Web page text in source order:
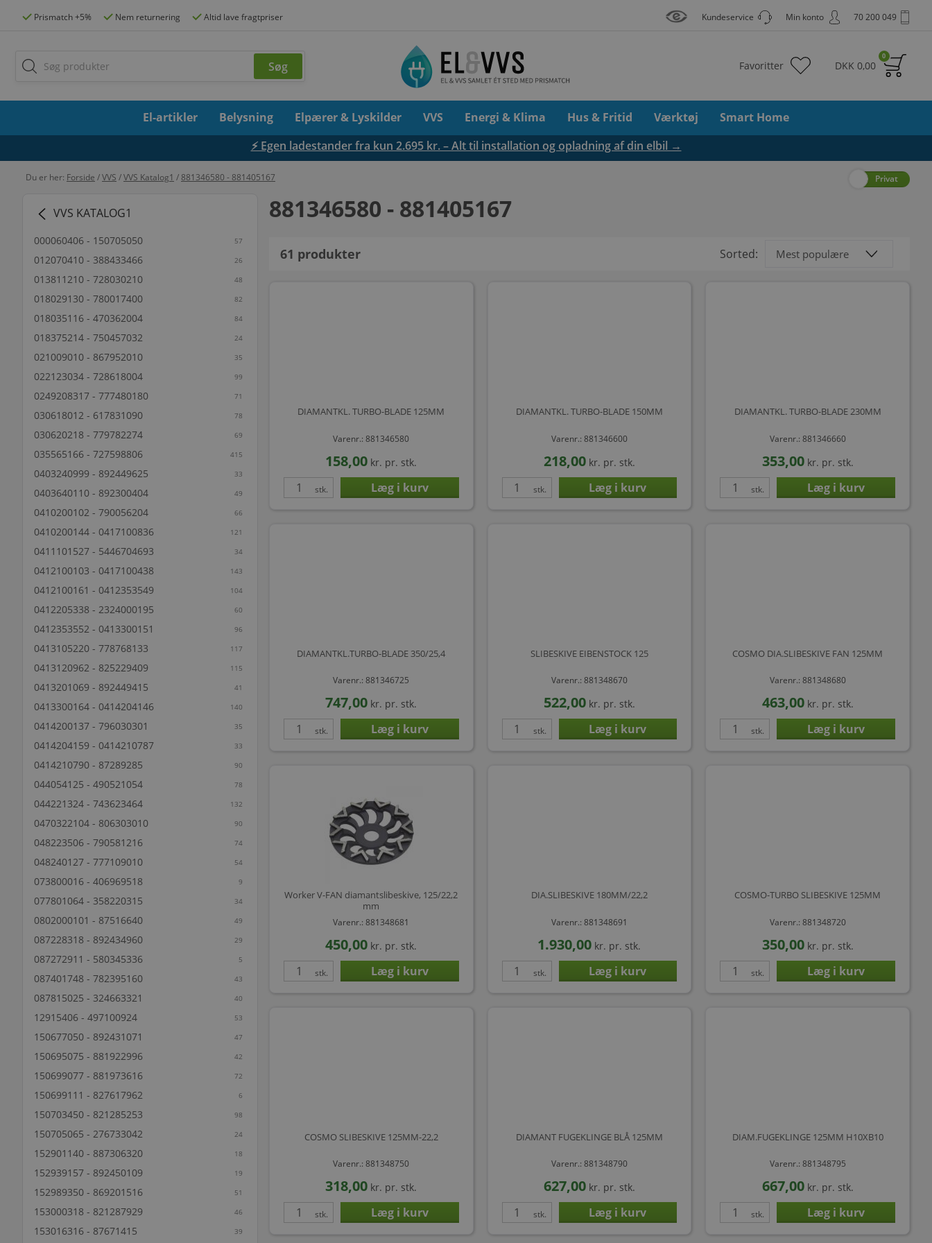
Prismatch +5% Nem returnering Altid lave fragtpriser 70 200 049
Min konto
Kundeservice
0
DKK 0,00
Favoritter
El-artikler Belysning Elpærer & Lyskilder VVS Energi & Klima Hus & Fritid Værktøj
Smart Home
⚡ Egen ladestander fra kun 2.695 kr. – Alt til installation og opladning af din elbil →
Du er her: Forside /VVS /VVS Katalog1 /881346580 - 881405167 Privat
VVS KATALOG1
000060406 - 150705050 57
012070410 - 388433466 26
013811210 - 728030210 48
018029130 - 780017400 82
018035116 - 470362004 84
018375214 - 750457032 24
021009010 - 867952010 35
022123034 - 728618004 99
0249208317 - 777480180 71
030618012 - 617831090 78
030620218 - 779782274 69
035565166 - 727598806 415
0403240999 - 892449625 33
0403640110 - 892300404 49
0410200102 - 790056204 66
0410200144 - 0417100836 121
0411101527 - 5446704693 34
0412100103 - 0417100438 143
0412100161 - 0412353549 104
0412205338 - 2324000195 60
0412353552 - 0413300151 96
0413105220 - 778768133 117
0413120962 - 825229409 115
0413201069 - 892449415 41
0413300164 - 0414204146 140
0414200137 - 796030301 35
0414204159 - 0414210787 33
0414210790 - 87289285 90
044054125 - 490521054 78
044221324 - 743623464 132
0470322104 - 806303010 90
048223506 - 790581216 74
048240127 - 777109010 54
073800016 - 406969518 9
077801064 - 358220315 34
0802000101 - 87516640 49
087228318 - 892434960 29
087272911 - 580345336 5
087401748 - 782395160 43
087815025 - 324663321 40
12915406 - 497100924 53
150677050 - 892431071 47
150695075 - 881922996 42
150699077 - 881973616 72
150699111 - 827617962 6
150703450 - 821285253 98
150705065 - 276733042 24
152901140 - 887306320 18
152939157 - 892450109 19
152989350 - 869201516 51
153000318 - 821287929 46
153016316 - 87671415 39
881346580 - 881405167
61 produkter Sorted:
DIAMANTKL. TURBO-BLADE 125MM
Varenr.: 881346580
158,00 kr. pr. stk.
stk.
DIAMANTKL. TURBO-BLADE 150MM
Varenr.: 881346600
218,00 kr. pr. stk.
stk.
DIAMANTKL. TURBO-BLADE 230MM
Varenr.: 881346660
353,00 kr. pr. stk.
stk.
DIAMANTKL.TURBO-BLADE 350/25,4
Varenr.: 881346725
747,00 kr. pr. stk.
stk.
SLIBESKIVE EIBENSTOCK 125
Varenr.: 881348670
522,00 kr. pr. stk.
stk.
COSMO DIA.SLIBESKIVE FAN 125MM
Varenr.: 881348680
463,00 kr. pr. stk.
stk.
Worker V-FAN diamantslibeskive, 125/22,2
mm
Varenr.: 881348681
450,00 kr. pr. stk.
stk.
DIA.SLIBESKIVE 180MM/22,2
Varenr.: 881348691
1.930,00 kr. pr. stk.
stk.
COSMO-TURBO SLIBESKIVE 125MM
Varenr.: 881348720
350,00 kr. pr. stk.
stk.
COSMO SLIBESKIVE 125MM-22,2
Varenr.: 881348750
318,00 kr. pr. stk.
stk.
DIAMANT FUGEKLINGE BLÅ 125MM
Varenr.: 881348790
627,00 kr. pr. stk.
stk.
DIAM.FUGEKLINGE 125MM H10XB10
Varenr.: 881348795
667,00 kr. pr. stk.
stk.